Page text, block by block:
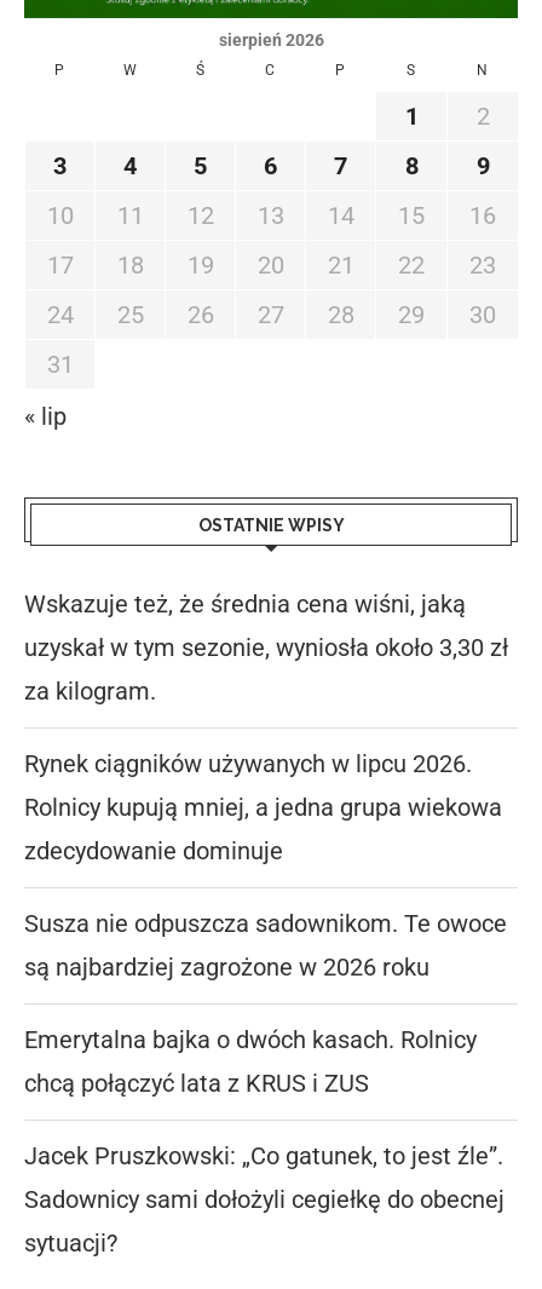
sierpień 2026
P W Ś C P S N
1
2
3
4 5 6 7 8
9
10
11 12 13 14 15
16
17
18 19 20 21 22
23
24
25 26 27 28 29
30
31
« lip
OSTATNIE WPISY
Wskazuje też, że średnia cena wiśni, jaką
uzyskał w tym sezonie, wyniosła około 3,30 zł
za kilogram.
Rynek ciągników używanych w lipcu 2026.
Rolnicy kupują mniej, a jedna grupa wiekowa
zdecydowanie dominuje
Susza nie odpuszcza sadownikom. Te owoce
są najbardziej zagrożone w 2026 roku
Emerytalna bajka o dwóch kasach. Rolnicy
chcą połączyć lata z KRUS i ZUS
Jacek Pruszkowski: „Co gatunek, to jest źle”.
Sadownicy sami dołożyli cegiełkę do obecnej
sytuacji?